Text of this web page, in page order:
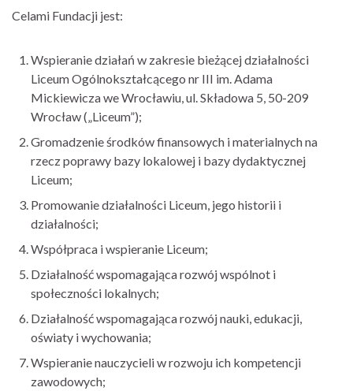
Celami Fundacji jest:
Wspieranie działań w zakresie bieżącej działalności
Liceum Ogólnokształcącego nr III im. Adama
Mickiewicza we Wrocławiu, ul. Składowa 5, 50-209
Wrocław („Liceum”);
Gromadzenie środków finansowych i materialnych na
rzecz poprawy bazy lokalowej i bazy dydaktycznej
Liceum;
Promowanie działalności Liceum, jego historii i
działalności;
Współpraca i wspieranie Liceum;
Działalność wspomagająca rozwój wspólnot i
społeczności lokalnych;
Działalność wspomagająca rozwój nauki, edukacji,
oświaty i wychowania;
Wspieranie nauczycieli w rozwoju ich kompetencji
zawodowych;